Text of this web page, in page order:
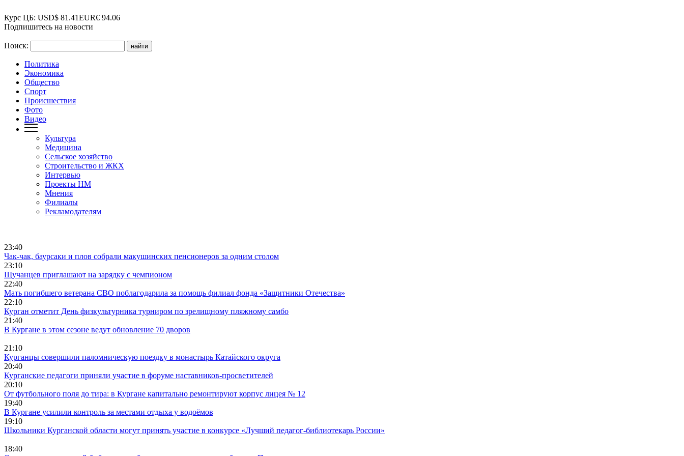
Курс ЦБ: USD$ 81.41EUR€ 94.06
Подпишитесь на новости
Поиск:
Политика
Экономика
Общество
Спорт
Происшествия
Фото
Видео
Культура
Медицина
Сельское хозяйство
Строительство и ЖКХ
Интервью
Проекты НМ
Мнения
Филиалы
Рекламодателям
23:40
Чак-чак, баурсаки и плов собрали макушинских пенсионеров за одним столом
23:10
Щучанцев приглашают на зарядку с чемпионом
22:40
Мать погибшего ветерана СВО поблагодарила за помощь филиал фонда «Защитники Отечества»
22:10
Курган отметит День физкультурника турниром по зрелищному пляжному самбо
21:40
В Кургане в этом сезоне ведут обновление 70 дворов
21:10
Курганцы совершили паломническую поездку в монастырь Катайского округа
20:40
Курганские педагоги приняли участие в форуме наставников-просветителей
20:10
От футбольного поля до тира: в Кургане капитально ремонтируют корпус лицея № 12
19:40
В Кургане усилили контроль за местами отдыха у водоёмов
19:10
Школьники Курганской области могут принять участие в конкурсе «Лучший педагог-библиотекарь России»
18:40